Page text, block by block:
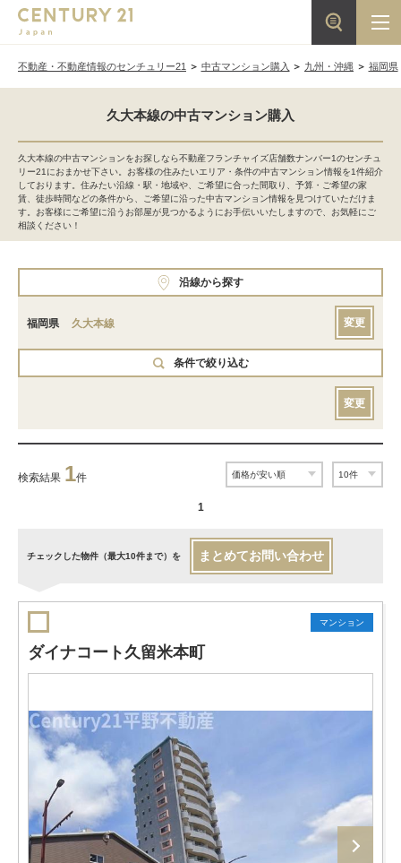
不動産・不動産情報のセンチュリー21 中古マンション購入 九州・沖縄 福岡県
久大本線の中古マンション購入
久大本線の中古マンションをお探しなら不動産フランチャイズ店舗数ナンバー1のセンチュ
リー21におまかせ下さい。お客様の住みたいエリア・条件の中古マンション情報を1件紹介
しております。住みたい沿線・駅・地域や、ご希望に合った間取り、予算・ご希望の家
賃、徒歩時間などの条件から、ご希望に沿った中古マンション情報を見つけていただけま
す。お客様にご希望に沿うお部屋が見つかるようにお手伝いいたしますので、お気軽にご
相談ください！
沿線から探す
福岡県 久大本線 変更
条件で絞り込む
変更
検索結果 1件
1
チェックした物件（最大10件まで）を まとめてお問い合わせ
マンション
ダイナコート久留米本町